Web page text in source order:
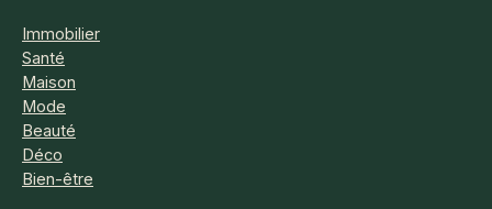
Immobilier
Santé
Maison
Mode
Beauté
Déco
Bien-être